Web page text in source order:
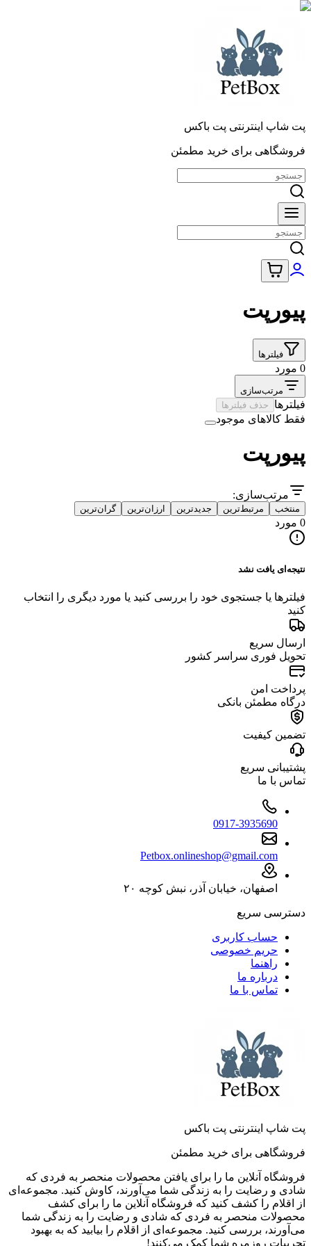
پت شاپ اینترنتی پت باکس
فروشگاهی برای خرید مطمئن
پیورپت
فیلترها
0 مورد
مرتب‌سازی
فیلترها حذف فیلترها
فقط کالاهای موجود
پیورپت
مرتب‌سازی:
منتخب مرتبط‌ترین جدیدترین ارزان‌ترین گران‌ترین
0 مورد
نتیجه‌ای یافت نشد
فیلترها یا جستجوی خود را بررسی کنید یا مورد دیگری را انتخاب
کنید
ارسال سریع
تحویل فوری سراسر کشور
پرداخت امن
درگاه مطمئن بانکی
تضمین کیفیت
پشتیبانی سریع
تماس با ما
0917-3935690
Petbox.onlineshop@gmail.com
اصفهان، خیابان آذر، نبش کوچه ۲۰
دسترسی سریع
حساب کاربری
حریم خصوصی
راهنما
درباره ما
تماس با ما
پت شاپ اینترنتی پت باکس
فروشگاهی برای خرید مطمئن
فروشگاه آنلاین ما را برای یافتن محصولات منحصر به فردی که
شادی و رضایت را به زندگی شما می‌آورند، کاوش کنید. مجموعه‌ای
از اقلام را کشف کنید که فروشگاه آنلاین ما را برای کشف
محصولات منحصر به فردی که شادی و رضایت را به زندگی شما
می‌آورند، بررسی کنید. مجموعه‌ای از اقلام را بیابید که به بهبود
تجربیات روزمره شما کمک می‌کنند!